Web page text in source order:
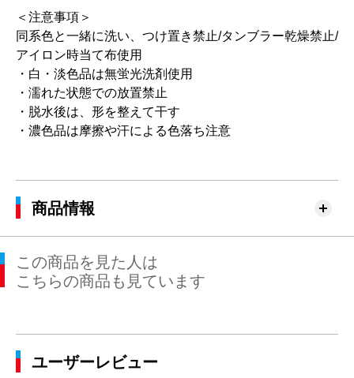
＜注意事項＞
同系色と一緒に洗い、つけ置き禁止/タンブラー乾燥禁止/
アイロン時当て布使用
・白・淡色品は無蛍光洗剤使用
・濡れた状態での放置禁止
・脱水後は、形を整えて干す
・濃色品は摩擦や汗による色落ち注意
商品情報
この商品を見た人は
こちらの商品も見ています
ユーザーレビュー